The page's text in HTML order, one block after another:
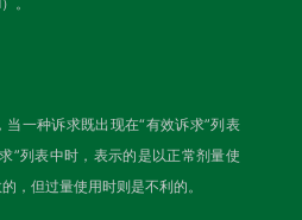
一种诉求既出现在“有效诉求”列表
”列表中时，表示的是以正常剂量使
，但过量使用时则是不利的。